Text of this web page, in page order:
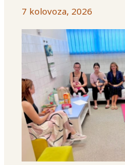
7 kolovoza, 2026